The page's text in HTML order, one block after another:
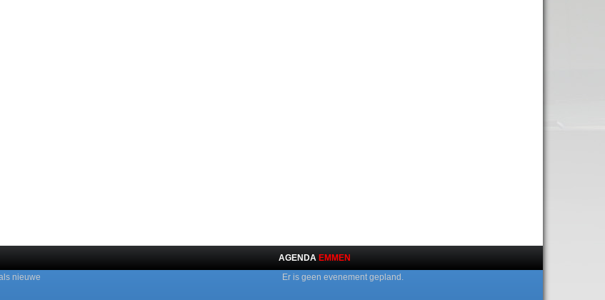
nieuwe
AGENDA EMMEN
Er is geen evenement gepland.